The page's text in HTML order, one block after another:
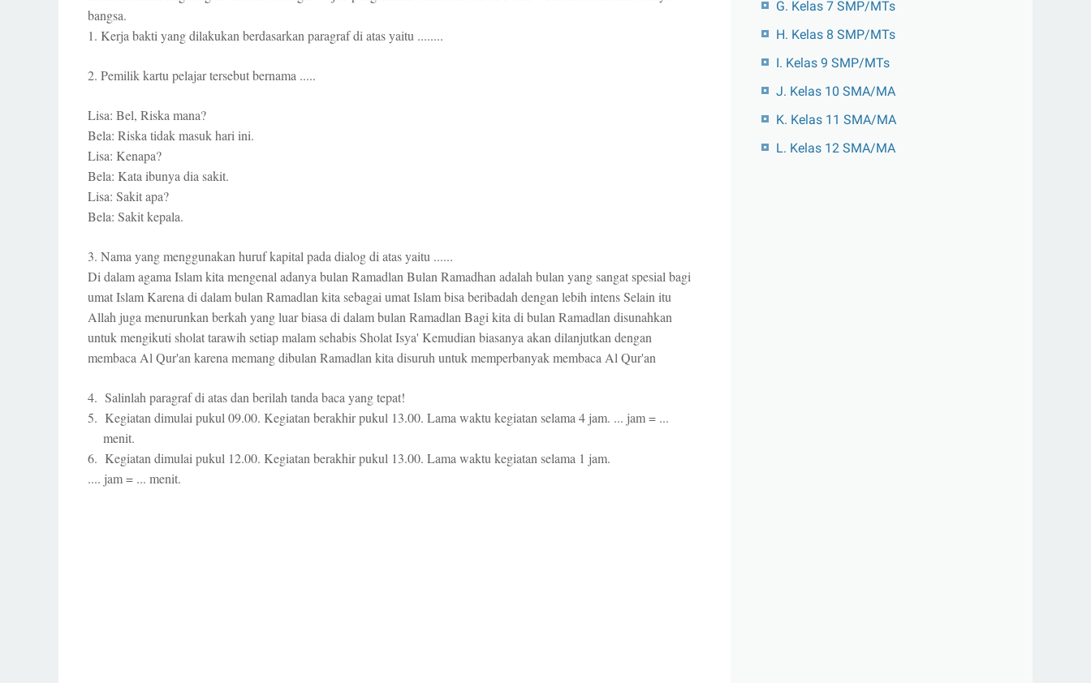
bangsa.
1. Kerja bakti yang dilakukan berdasarkan paragraf di atas yaitu ........
2. Pemilik kartu pelajar tersebut bernama .....
Lisa: Bel, Riska mana?
Bela: Riska tidak masuk hari ini.
Lisa: Kenapa?
Bela: Kata ibunya dia sakit.
Lisa: Sakit apa?
Bela: Sakit kepala.
3. Nama yang menggunakan huruf kapital pada dialog di atas yaitu ......
Di dalam agama Islam kita mengenal adanya bulan Ramadlan Bulan Ramadhan adalah bulan yang sangat spesial bagi
umat Islam Karena di dalam bulan Ramadlan kita sebagai umat Islam bisa beribadah dengan lebih intens Selain itu
Allah juga menurunkan berkah yang luar biasa di dalam bulan Ramadlan Bagi kita di bulan Ramadlan disunahkan
untuk mengikuti sholat tarawih setiap malam sehabis Sholat Isya' Kemudian biasanya akan dilanjutkan dengan
membaca Al Qur'an karena memang dibulan Ramadlan kita disuruh untuk memperbanyak membaca Al Qur'an
4. Salinlah paragraf di atas dan berilah tanda baca yang tepat!
5. Kegiatan dimulai pukul 09.00. Kegiatan berakhir pukul 13.00. Lama waktu kegiatan selama 4 jam. ... jam = ...
menit.
6. Kegiatan dimulai pukul 12.00. Kegiatan berakhir pukul 13.00. Lama waktu kegiatan selama 1 jam.
.... jam = ... menit.
G. Kelas 7 SMP/MTs
H. Kelas 8 SMP/MTs
I. Kelas 9 SMP/MTs
J. Kelas 10 SMA/MA
K. Kelas 11 SMA/MA
L. Kelas 12 SMA/MA